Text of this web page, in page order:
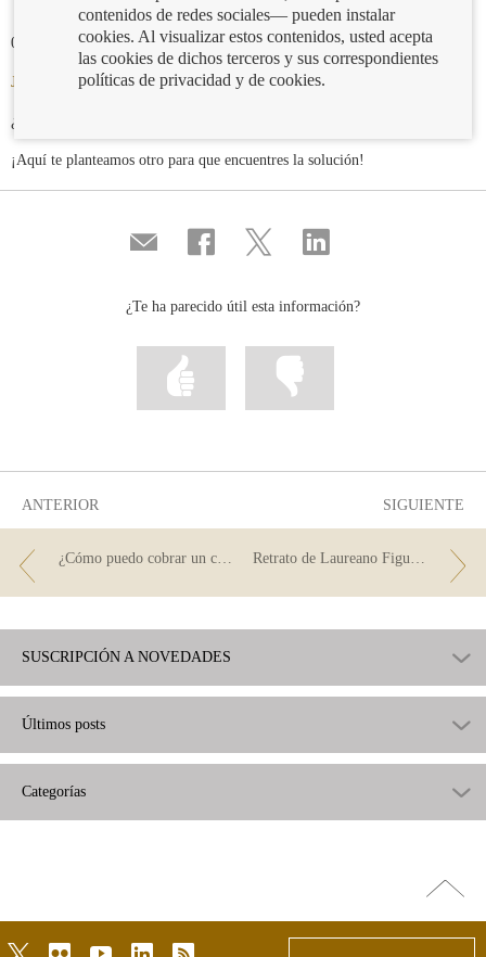
09/08/2019
Jeroglífico de la semana pasada-Solución: Por descubierto
¿Lo adivinaste?
¡Aquí te planteamos otro para que encuentres la solución!
Compartir
por
Compartir
en
Compartir
en
Compartir
en
¿Te ha parecido útil esta información?
Marcar
información
ANTERIOR
¿Cómo puedo cobrar un cheque en efectivo?
SIGUIENTE
Retrato de Laureano Figuerola y Ballester, Máximo Peña Muñoz
SUSCRIPCIÓN A NOVEDADES
Últimos posts
Categorías
arriba
twitterflickr youtubelinkedinrss
contenidos de redes sociales— pueden instalar
cookies. Al visualizar estos contenidos, usted acepta
las cookies de dichos terceros y sus correspondientes
políticas de privacidad y de cookies.